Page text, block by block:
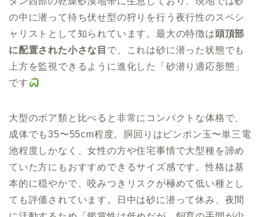
の中に潜って待ち伏せ型の狩りを行う夜行性のスペシ
ャリストとして知られています。最大の特徴は頭頂部
に配置された小さな目 で、これは砂に潜った状態でも
上方を監視できるように進化した「砂潜り適応形態」
です
大型のボア類と比べると非常にコンパクトな体格で、
成体でも35〜55cm程度。胴回りはピンポン玉〜単三電
池程度しかなく、女性の方や住宅事情で大型種を諦め
ていた方にもおすすめできるサイズ感です。性格は基
本的に穏やかで、咬みつきリスクが極めて低い種とし
ても評価されています。日中は砂に潜って休み、夜間